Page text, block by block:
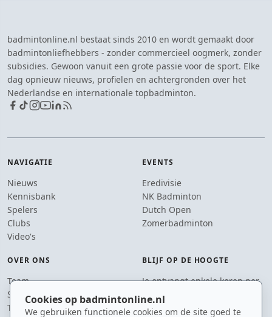
Cookies op badmintonline.nl
We gebruiken functionele cookies om de site goed te
badmintonline.nl bestaat sinds 2010 en wordt gemaakt door
badmintonliefhebbers - zonder commercieel oogmerk, zonder
subsidies. Gewoon vanuit een grote passie voor de sport. Elke
dag opnieuw nieuws, profielen en achtergronden over het
Nederlandse en internationale topbadminton.
NAVIGATIE
Nieuws
Kennisbank
Spelers
Clubs
Video's
EVENTS
Eredivisie
NK Badminton
Dutch Open
Zomerbadminton
OVER ONS
Team
Supporters
Tip de redactie
BLIJF OP DE HOOGTE
Je ontvangt enkele keren per
jaar een e-mail met het
laatste badmintonnieuws.